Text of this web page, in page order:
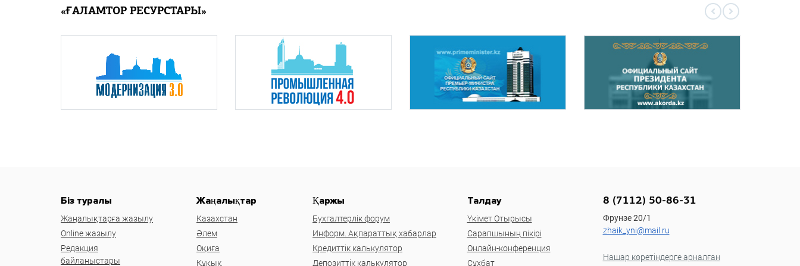
«ҒАЛАМТОР РЕСУРСТАРЫ»
Біз туралы
Жаңалықтарға жазылу
Online жазылу
Редакция
байланыстары
Жаңалықтар
Казахстан
Әлем
Оқиға
Құқық
Қаржы
Бухгалтерлік форум
Информ. Ақпараттық хабарлар
Кредиттік калькулятор
Депозиттік калькулятор
Талдау
Үкімет Отырысы
Сарапшының пікірі
Онлайн-конференция
Сұхбат
8 (7112) 50-86-31
Фрунзе 20/1
zhaik_yni@mail.ru
Нашар көретіндерге арналған